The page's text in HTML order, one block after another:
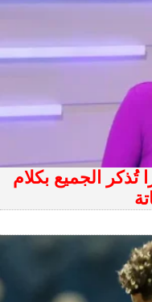
الجميع بكلام